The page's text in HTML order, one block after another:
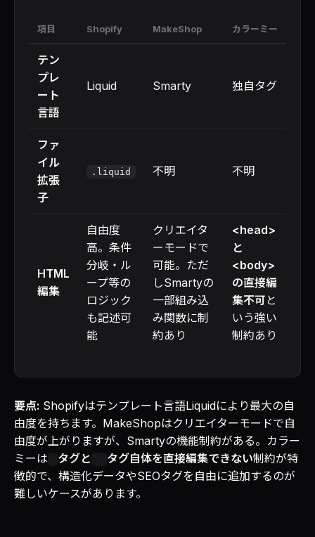
項目 Shopify MakeShop カラーミー
テン
プレ
ート
言語
Liquid Smarty 独自タグ
ファ
イル
拡張
子
.liquid 不明 不明
HTML
編集
自由度
高。条件
分岐・ル
ープ等の
ロジック
も記述可
能
クリエイタ
ーモードで
可能。ただ
しSmartyの
一部組み込
み関数に制
約あり
<head>
と
<body>
の直接編
集不可 と
いう強い
制約あり
要点: Shopifyはテンプレート言語Liquidにより最大の自
由度を持ちます。MakeShopはクリエイターモードで自
由度が上がりますが、Smartyの機能制約がある。カラー
ミーは
タグと タグ自体を直接編集できない制約が特
徴的で、構造化データやSEOタグを自由に追加するのが
難しいケースがあります。